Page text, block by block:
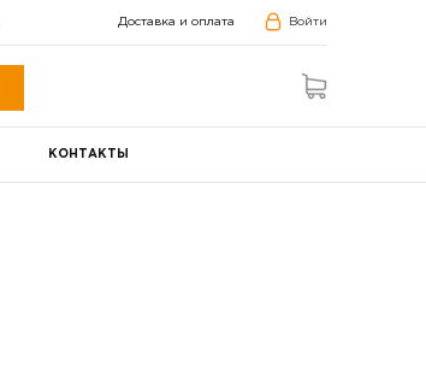
Доставка и оплата Войти
КОНТАКТЫ